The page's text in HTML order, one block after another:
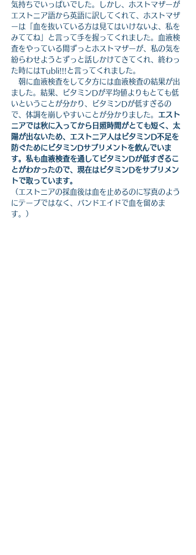
気持ちでいっぱいでした。しかし、ホストマザーが
エストニア語から英語に訳してくれて、ホストマザ
ーは「血を抜いている方は見てはいけないよ、私を
みててね」と言って手を握ってくれました。血液検
査をやっている間ずっとホストマザーが、私の気を
紛らわせようとずっと話しかけてきてくれ、終わっ
た時にはTubli!!!と言ってくれました。
朝に血液検査をして夕方には血液検査の結果が出
ました。結果、ビタミンDが平均値よりもとても低
いということが分かり、ビタミンDが低すぎるの
で、体調を崩しやすいことが分かりました。 エスト
ニアでは秋に入ってから日照時間がとても短く、太
陽が出ないため、エストニア人はビタミンD不足を
防ぐためにビタミンDサプリメントを飲んでいま
す。私も血液検査を通してビタミンDが低すぎるこ
とがわかったので、現在はビタミンDをサプリメン
トで取っています。
（エストニアの採血後は血を止めるのに写真のよう
にテープではなく、バンドエイドで血を留めま
す。）